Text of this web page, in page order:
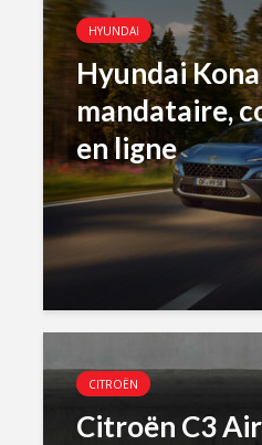
HYUNDAI
Hyundai
mandataire,
en ligne
CITROËN
Citroën C3